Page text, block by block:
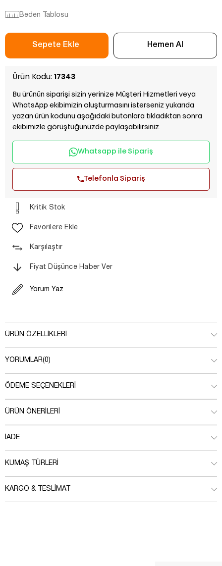
Beden Tablosu
Ürün Kodu: 17343
Bu ürünün siparişi sizin yerinize Müşteri Hizmetleri veya
WhatsApp ekibimizin oluşturmasını isterseniz yukarıda
yazan ürün kodunu aşağıdaki butonlara tıkladıktan sonra
ekibimizle görüştüğünüzde paylaşabilirsiniz.
Whatsapp ile Sipariş
Telefonla Sipariş
Kritik Stok
Favorilere Ekle
Karşılaştır
Fiyat Düşünce Haber Ver
Yorum Yaz
ÜRÜN ÖZELLIKLERI
YORUMLAR(0)
ÖDEME SEÇENEKLERI
ÜRÜN ÖNERILERI
İADE
KUMAŞ TÜRLERI
KARGO & TESLIMAT